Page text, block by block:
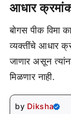
आधार क्रमांक
बोगस पीक विमा
व्यक्तींचे आधार
जाणार असून
मिळणार नाही.
by Diksha